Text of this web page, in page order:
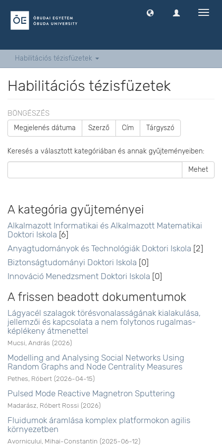
Habilitációs tézisfüzetek
Habilitációs tézisfüzetek
BÖNGÉSZÉS
Megjelenés dátuma Szerző Cím Tárgyszó
Keresés a választott kategóriában és annak gyűjteményeiben:
Mehet
A kategória gyűjteményei
Alkalmazott Informatikai és Alkalmazott Matematikai
Doktori Iskola [6]
Anyagtudományok és Technológiák Doktori Iskola [2]
Biztonságtudományi Doktori Iskola [0]
Innováció Menedzsment Doktori Iskola [0]
A frissen beadott dokumentumok
Lágyacél szalagok törésvonalasságának kialakulása,
jellemzői és kapcsolata a nem folytonos rugalmas-
képlékeny átmenettel
Mucsi, András (2026)
Modelling and Analysing Social Networks Using
Random Graphs and Node Centrality Measures
Pethes, Róbert (2026-04-15)
Pulsed Mode Reactive Magnetron Sputtering
Madarász, Róbert Rossi (2026)
Fluidumok áramlása komplex platformokon agilis
környezetben
Avornicului, Mihai-Constantin (2025-06-12)